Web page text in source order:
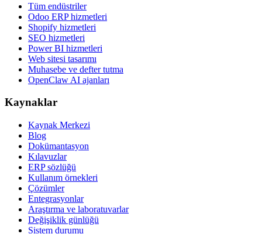
Tüm endüstriler
Odoo ERP hizmetleri
Shopify hizmetleri
SEO hizmetleri
Power BI hizmetleri
Web sitesi tasarımı
Muhasebe ve defter tutma
OpenClaw AI ajanları
Kaynaklar
Kaynak Merkezi
Blog
Dokümantasyon
Kılavuzlar
ERP sözlüğü
Kullanım örnekleri
Çözümler
Entegrasyonlar
Araştırma ve laboratuvarlar
Değişiklik günlüğü
Sistem durumu